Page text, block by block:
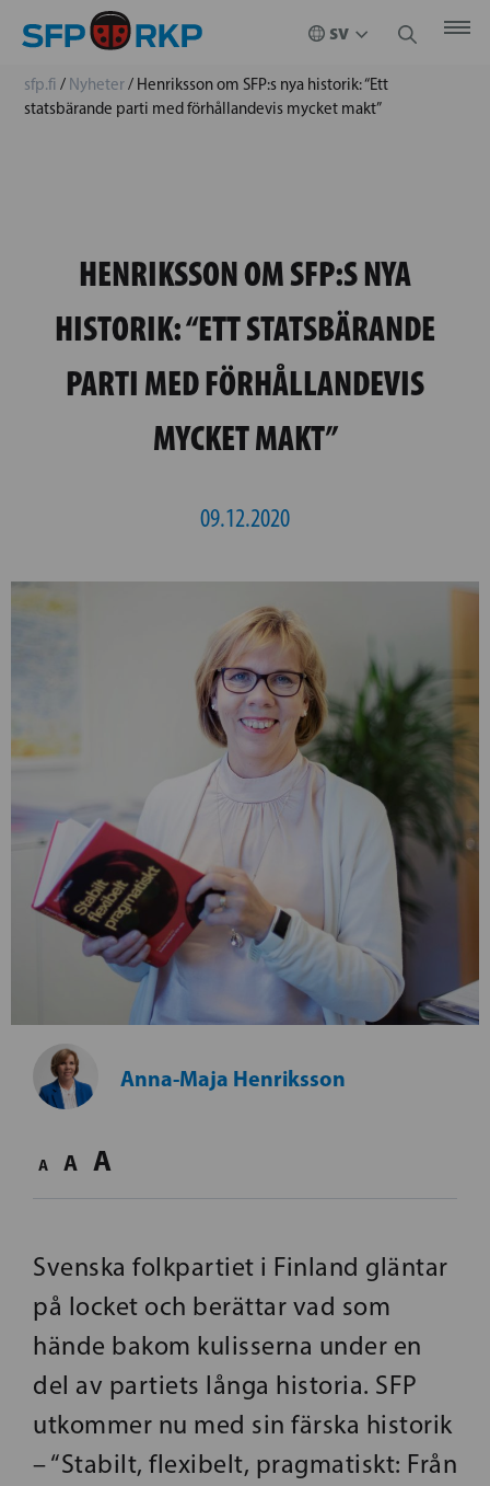
sfp.fi / Nyheter/ Henriksson om SFP:s nya historik: “Ett
statsbärande parti med förhållandevis mycket makt”
HENRIKSSON OM SFP:S NYA
HISTORIK: “ETT STATSBÄRANDE
PARTI MED FÖRHÅLLANDEVIS
MYCKET MAKT”
09.12.2020
Anna-Maja Henriksson
A A A
Svenska folkpartiet i Finland gläntar
på locket och berättar vad som
hände bakom kulisserna under en
del av partiets långa historia. SFP
utkommer nu med sin färska historik
– “Stabilt, flexibelt, pragmatiskt: Från